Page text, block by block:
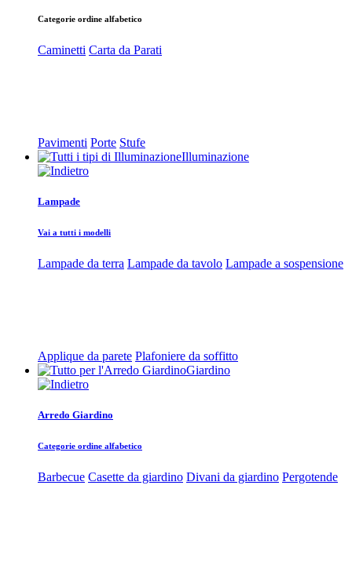
Categorie ordine alfabetico
Caminetti Carta da Parati
Pavimenti Porte Stufe
Illuminazione
Lampade
Vai a tutti i modelli
Lampade da terra Lampade da tavolo Lampade a sospensione
Applique da parete Plafoniere da soffitto
Giardino
Arredo Giardino
Categorie ordine alfabetico
Barbecue Casette da giardino Divani da giardino Pergotende